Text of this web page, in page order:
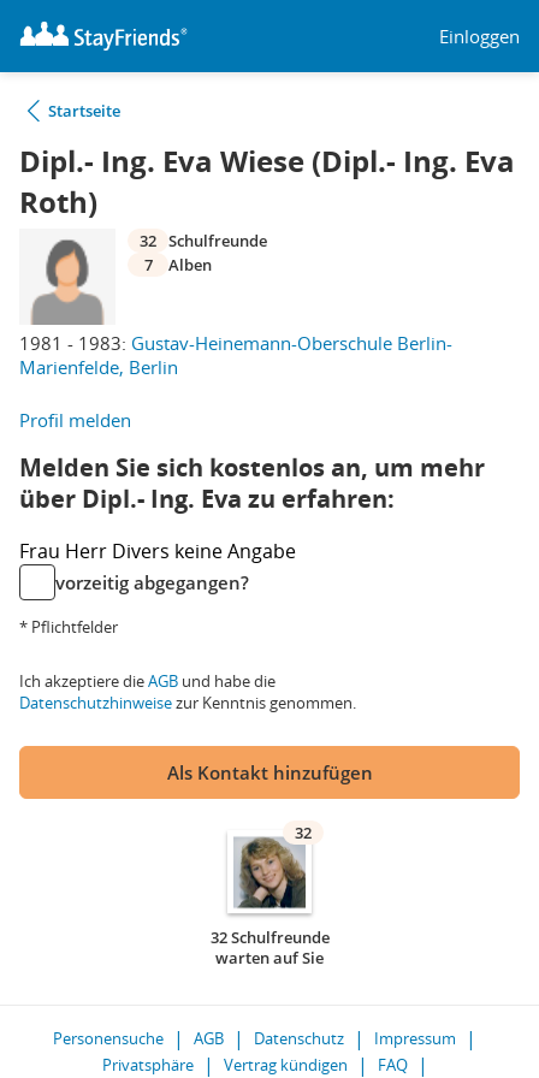
Einloggen
Startseite
Dipl.- Ing. Eva Wiese (Dipl.- Ing. Eva
Roth)
1981 - 1983: Gustav-Heinemann-Oberschule Berlin-
Marienfelde, Berlin
32 Schulfreunde
7
Alben
Profil melden
Melden Sie sich kostenlos an, um mehr
über Dipl.- Ing. Eva zu erfahren:
Frau Herr Divers keine Angabe
vorzeitig abgegangen?
* Pflichtfelder
Ich akzeptiere dieAGB und habe die
Datenschutzhinweisezur Kenntnis genommen.
Als Kontakt hinzufügen
32
32 Schulfreunde
warten auf Sie
Personensuche AGB Datenschutz
Impressum
Privatsphäre
Vertrag kündigen FAQ